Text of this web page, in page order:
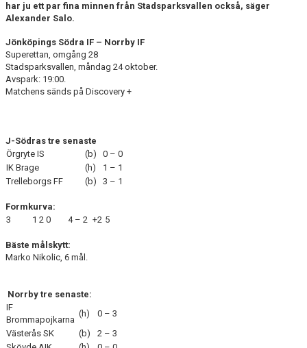
har ju ett par fina minnen från Stadsparksvallen också, säger
Alexander Salo.
Jönköpings Södra IF – Norrby IF
Superettan, omgång 28
Stadsparksvallen, måndag 24 oktober.
Avspark: 19:00.
Matchens sänds på Discovery +
J-Södras tre senaste
Örgryte IS
(b)
0 – 0
IK Brage
(h)
1 – 1
Trelleborgs FF
(b) 3 – 1
Formkurva:
3
1 2 0 4 – 2 +2 5
Bäste målskytt:
Marko Nikolic, 6 mål.
Norrby tre senaste:
IF
Brommapojkarna
(h)
0 – 3
Västerås SK
(b)
2 – 3